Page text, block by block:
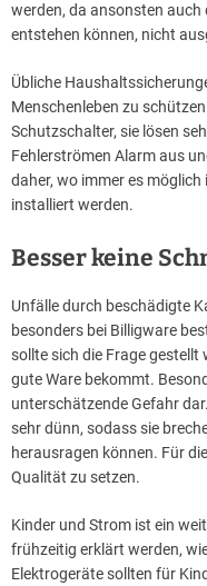
werden, da ansonsten auch
entstehen können, nicht
Übliche
Menschenleben zu
Schutzschalter, sie lösen
Fehlerströmen Alarm aus
daher, wo immer es
installiert werden.
Besser keine
Unfälle durch beschädigte
besonders bei Billigware
sollte sich die Frage gestellt
gute Ware bekommt.
unterschätzende Gefahr
sehr dünn, sodass sie
herausragen können. Für
Qualität zu setzen.
Kinder und Strom ist ein
frühzeitig erklärt werden,
Elektrogeräte sollten für